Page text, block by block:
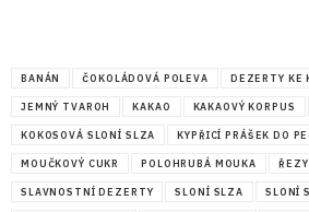
BANÁN ČOKOLÁDOVÁ POLEVA DEZERTY KE
JEMNÝ TVAROH KAKAO KAKAOVÝ KORPUS
KOKOSOVÁ SLONÍ SLZA KYPŘICÍ PRÁŠEK DO
MOUČKOVÝ CUKR POLOHRUBÁ MOUKA ŘEZY
SLAVNOSTNÍ DEZERTY SLONÍ SLZA SLONÍ